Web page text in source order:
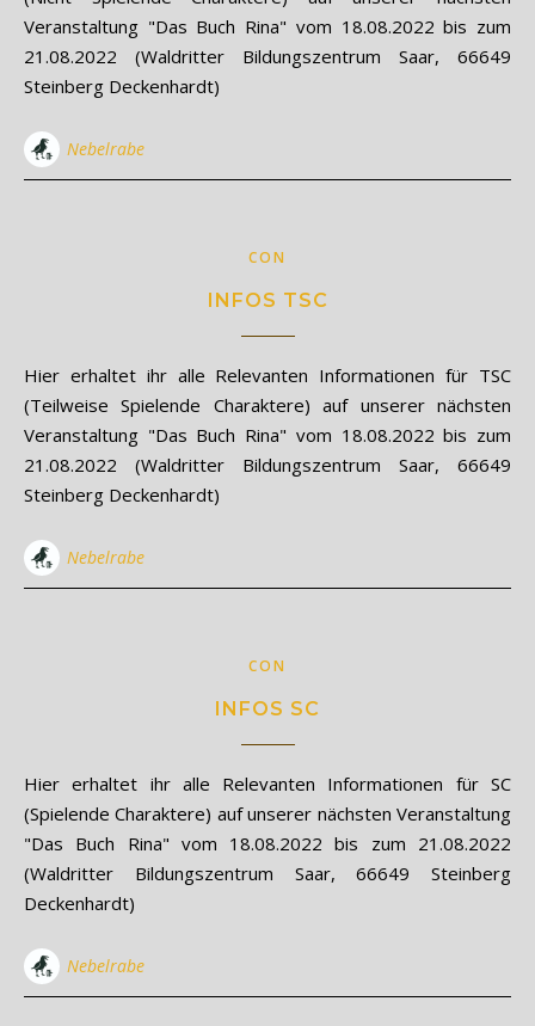
Veranstaltung "Das Buch Rina" vom 18.08.2022 bis zum
21.08.2022 (Waldritter Bildungszentrum Saar, 66649
Steinberg Deckenhardt)
Nebelrabe
CON
INFOS TSC
Hier erhaltet ihr alle Relevanten Informationen für TSC
(Teilweise Spielende Charaktere) auf unserer nächsten
Veranstaltung "Das Buch Rina" vom 18.08.2022 bis zum
21.08.2022 (Waldritter Bildungszentrum Saar, 66649
Steinberg Deckenhardt)
Nebelrabe
CON
INFOS SC
Hier erhaltet ihr alle Relevanten Informationen für SC
(Spielende Charaktere) auf unserer nächsten Veranstaltung
"Das Buch Rina" vom 18.08.2022 bis zum 21.08.2022
(Waldritter Bildungszentrum Saar, 66649 Steinberg
Deckenhardt)
Nebelrabe